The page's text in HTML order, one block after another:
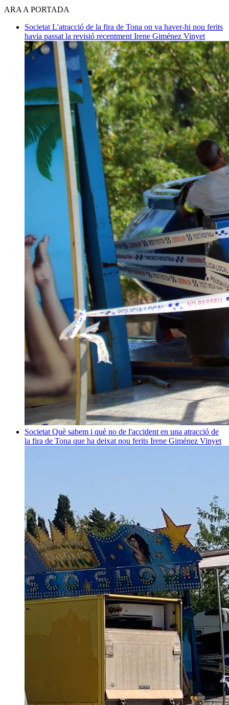
ARA A PORTADA
Societat L'atracció de la fira de Tona on va haver-hi nou ferits
havia passat la revisió recentment Irene Giménez Vinyet
Societat Què sabem i què no de l'accident en una atracció de
la fira de Tona que ha deixat nou ferits Irene Giménez Vinyet